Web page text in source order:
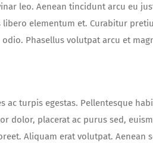
leo. Aenean tincidunt arcu eu
elementum et. Curabitur
Phasellus volutpat arcu et
ac turpis egestas. Pellentesque
dolor, placerat ac purus sed,
Aliquam erat volutpat. Aenean